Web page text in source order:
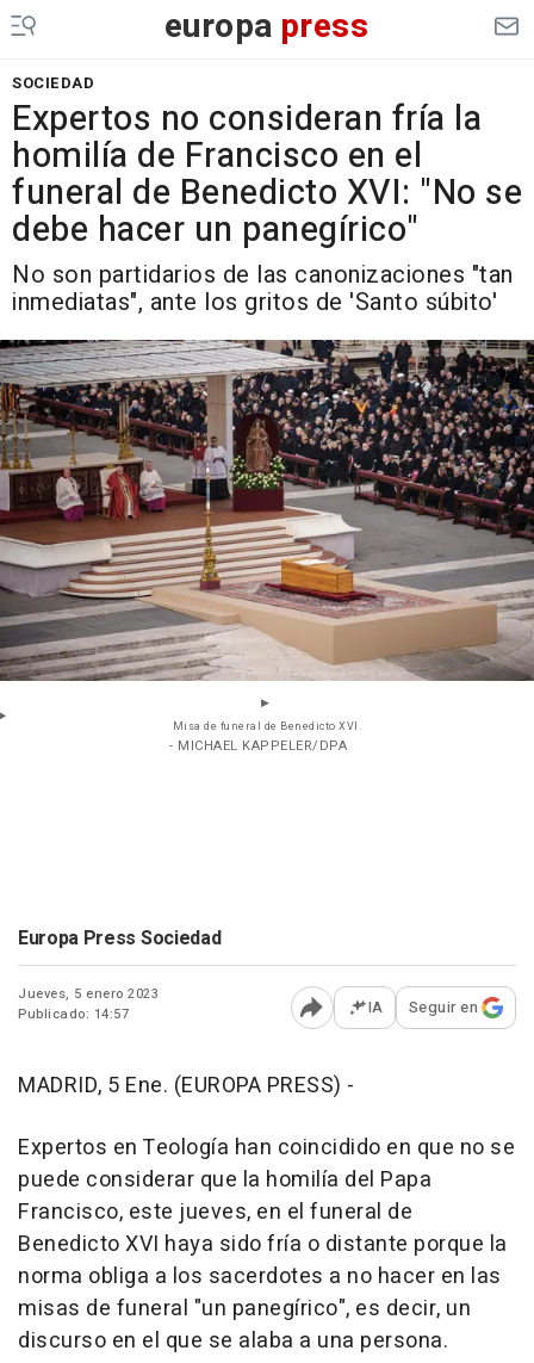
europa press
SOCIEDAD
Expertos no consideran fría la
homilía de Francisco en el
funeral de Benedicto XVI: "No se
debe hacer un panegírico"
No son partidarios de las canonizaciones "tan
inmediatas", ante los gritos de 'Santo súbito'
Misa de funeral de Benedicto XVI.
- MICHAEL KAPPELER/DPA
Europa Press Sociedad
Jueves, 5 enero 2023
Publicado: 14:57
Abrir opciones para
IA Seguir en
MADRID, 5 Ene. (EUROPA PRESS) -
Expertos en Teología han coincidido en que no se
puede considerar que la homilía del Papa
Francisco, este jueves, en el funeral de
Benedicto XVI haya sido fría o distante porque la
norma obliga a los sacerdotes a no hacer en las
misas de funeral "un panegírico", es decir, un
discurso en el que se alaba a una persona.